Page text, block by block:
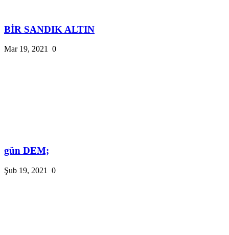
BİR SANDIK ALTIN
Mar 19, 2021 0
gün DEM;
Şub 19, 2021 0